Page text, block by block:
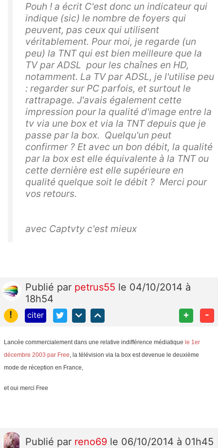
Pouh ! a écrit C'est donc un indicateur qui
indique (sic) le nombre de foyers qui
peuvent, pas ceux qui utilisent
véritablement. Pour moi, je regarde (un
peu) la TNT qui est bien meilleure que la
TV par ADSL pour les chaînes en HD,
notamment. La TV par ADSL, je l'utilise peu
: regarder sur PC parfois, et surtout le
rattrapage. J'avais également cette
impression pour la qualité d'image entre la
tv via une box et via la TNT depuis que je
passe par la box. Quelqu'un peut
confirmer ? Et avec un bon débit, la qualité
par la box est elle équivalente à la TNT ou
cette dernière est elle supérieure en
qualité quelque soit le débit ? Merci pour
vos retours.
avec Captvty c'est mieux
Publié par petrus55 le 04/10/2014 à
18h54
!
citer + -
Lancée commercialement dans une relative indifférence médiatique le 1er
décembre 2003 par Free, la télévision via la box est devenue le deuxième
mode de réception en France,
et oui merci Free
Publié par reno69 le 06/10/2014 à 01h45